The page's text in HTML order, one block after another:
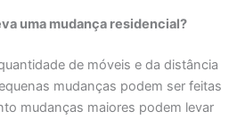
uma mudança residencial?
de móveis e da distância
mudanças podem ser feitas
mudanças maiores podem levar